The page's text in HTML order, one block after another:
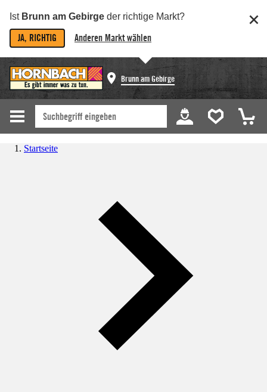
Ist Brunn am Gebirge der richtige Markt?
JA, RICHTIG Anderen Markt wählen
Brunn am Gebirge
Startseite